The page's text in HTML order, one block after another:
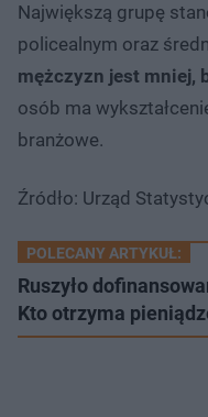
Największą grupę
policealnym oraz
mężczyzn jest mniej,
osób ma
branżowe.
Źródło: Urząd
POLECANY ARTYKUŁ:
Ruszyło
Kto otrzyma